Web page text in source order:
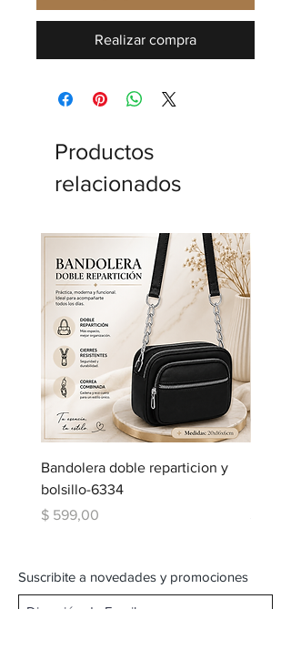
Realizar compra
Productos
relacionados
Bandolera doble reparticion y
bolsillo-6334
Precio
$ 599,00
Suscribite a novedades y promociones